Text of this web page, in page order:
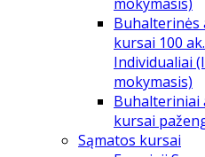
Buhalterinės
kursai 100
Individualiai
mokymasis)
Buhalteriniai
kursai
Sąmatos kursai